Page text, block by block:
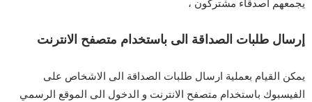
يجمعهم أصدقاء مشتركون ،
إرسال طلبات الصداقة الى باستخدام متصفح الانترنت
يمكن القيام بعملية ارسال طلبات الصداقة الى الاشخاص على
الفيسبوك باستخدام متصفح الانترنت و الدخول الى الموقع الرسمي